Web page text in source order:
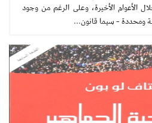
الأعوام الأخيرة، وعلى الرغم من وجود
ومحددة – سيما قانون...